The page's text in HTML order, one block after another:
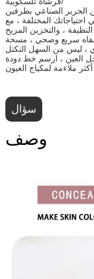
الصناعي بطرفين
المختلفة ، مع
، والتخزين المريح
سريع وصحي ، مسحة
العين ، ارسم خط دودة
ملاءمة لمكياج العيون
سؤال
وصف